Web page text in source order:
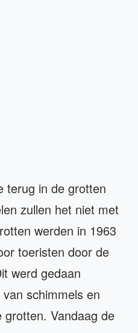
terug in de grotten
zullen het niet met
werden in 1963
toeristen door de
werd gedaan
schimmels en
grotten. Vandaag de